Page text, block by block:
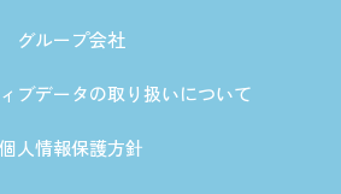
グループ会社
ブデータの取り扱いについて
個人情報保護方針